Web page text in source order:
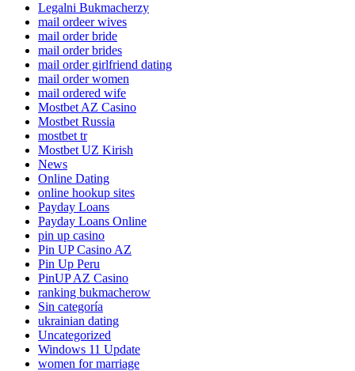
Legalni Bukmacherzy
mail ordeer wives
mail order bride
mail order brides
mail order girlfriend dating
mail order women
mail ordered wife
Mostbet AZ Casino
Mostbet Russia
mostbet tr
Mostbet UZ Kirish
News
Online Dating
online hookup sites
Payday Loans
Payday Loans Online
pin up casino
Pin UP Casino AZ
Pin Up Peru
PinUP AZ Casino
ranking bukmacherow
Sin categoría
ukrainian dating
Uncategorized
Windows 11 Update
women for marriage